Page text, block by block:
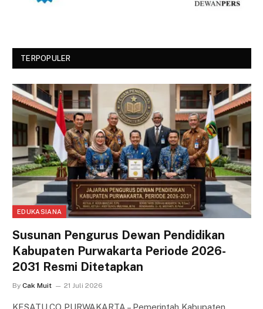
TERPOPULER
EDUKASIANA
Susunan Pengurus Dewan Pendidikan
Kabupaten Purwakarta Periode 2026-
2031 Resmi Ditetapkan
By Cak Muit 21 Juli 2026
KESATU.CO PURWAKARTA – Pemerintah Kabupaten